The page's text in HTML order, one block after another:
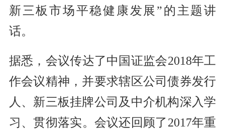
新三板市场平稳健康发展”的主题讲
话。
据悉，会议传达了中国证监会2018年工
作会议精神，并要求辖区公司债券发行
人、新三板挂牌公司及中介机构深入学
习、贯彻落实。会议还回顾了2017年重